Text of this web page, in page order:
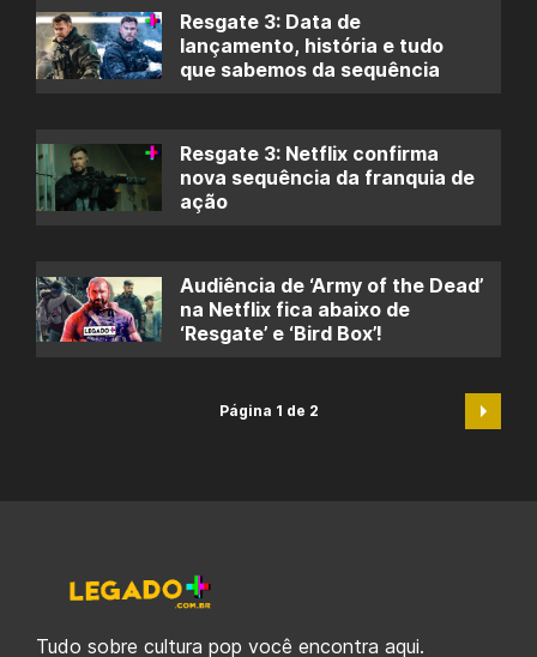
Resgate 3: Data de
lançamento, história e tudo
que sabemos da sequência
Resgate 3: Netflix confirma
nova sequência da franquia de
ação
Audiência de ‘Army of the Dead’
na Netflix fica abaixo de
‘Resgate’ e ‘Bird Box’!
Página 1 de 2
Tudo sobre cultura pop você encontra aqui.